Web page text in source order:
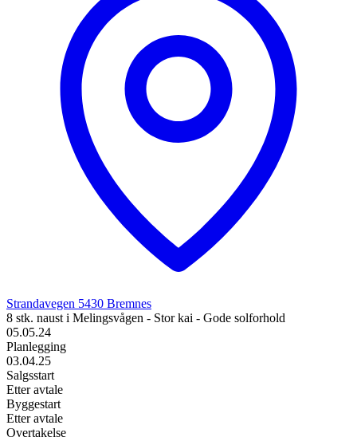
Strandavegen 5430 Bremnes
8 stk. naust i Melingsvågen - Stor kai - Gode solforhold
05.05.24
Planlegging
03.04.25
Salgsstart
Etter avtale
Byggestart
Etter avtale
Overtakelse